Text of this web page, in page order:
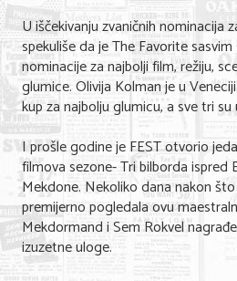
U iščekivanju zvaničnih nominacija
spekuliše da je The Favorite
nominacije za najbolji film, režiju,
glumice. Olivija Kolman je u
kup za najbolju glumicu, a sve tri
I prošle godine je FEST otvorio
filmova sezone- Tri bilborda ispred
Mekdone. Nekoliko dana nakon
premijerno pogledala ovu
Mekdormand i Sem Rokvel
izuzetne uloge.